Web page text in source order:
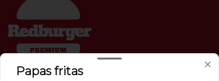
Conócenos
Papas fritas